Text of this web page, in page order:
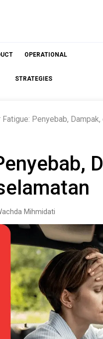
OPERATIONAL
STRATEGIES
Fatigue: Penyebab,
Mihmidati